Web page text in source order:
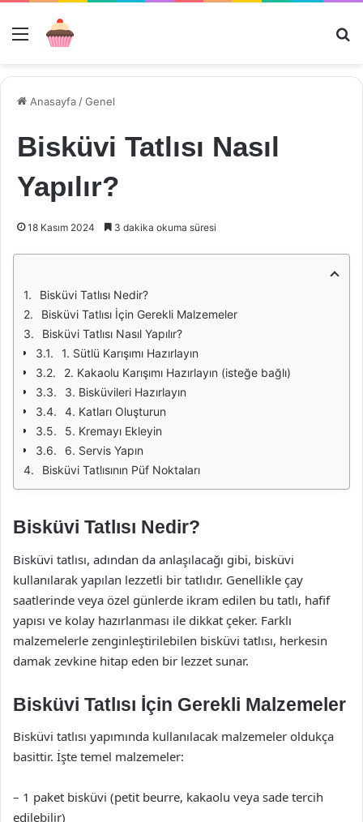
Menü
Anasayfa /Genel
Bisküvi Tatlısı Nasıl
Yapılır?
18 Kasım 2024 3 dakika okuma süresi
Bisküvi Tatlısı Nedir?
Bisküvi Tatlısı İçin Gerekli Malzemeler
Bisküvi Tatlısı Nasıl Yapılır?
1. Sütlü Karışımı Hazırlayın
2. Kakaolu Karışımı Hazırlayın (isteğe bağlı)
3. Bisküvileri Hazırlayın
4. Katları Oluşturun
5. Kremayı Ekleyin
6. Servis Yapın
Bisküvi Tatlısının Püf Noktaları
Bisküvi Tatlısı Nedir?
Bisküvi tatlısı, adından da anlaşılacağı gibi, bisküvi
kullanılarak yapılan lezzetli bir tatlıdır. Genellikle çay
saatlerinde veya özel günlerde ikram edilen bu tatlı, hafif
yapısı ve kolay hazırlanması ile dikkat çeker. Farklı
malzemelerle zenginleştirilebilen bisküvi tatlısı, herkesin
damak zevkine hitap eden bir lezzet sunar.
Bisküvi Tatlısı İçin Gerekli Malzemeler
Bisküvi tatlısı yapımında kullanılacak malzemeler oldukça
basittir. İşte temel malzemeler:
– 1 paket bisküvi (petit beurre, kakaolu veya sade tercih
edilebilir)